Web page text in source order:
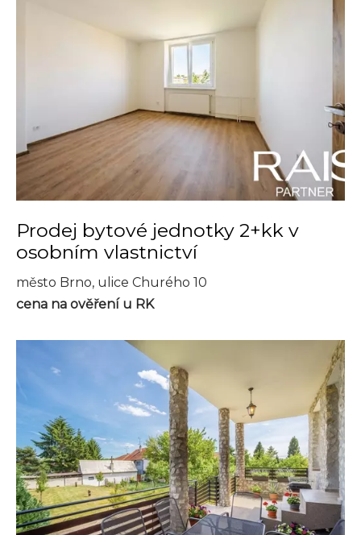
Prodej bytové jednotky 2+kk v
osobním vlastnictví
město Brno, ulice Churého 10
cena na ověření u RK